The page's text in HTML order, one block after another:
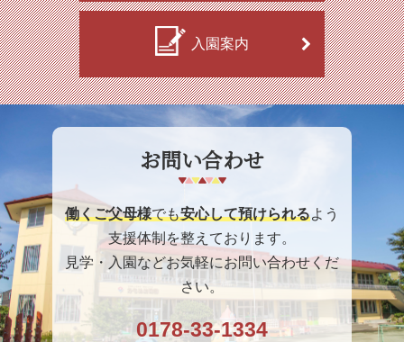
入園案内
お問い合わせ
働くご父母様でも安心して預けられるよう
支援体制を整えております。
見学・入園などお気軽にお問い合わせくだ
さい。
0178-33-1334